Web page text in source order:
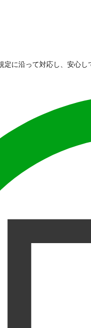
定に沿って対応し、安心